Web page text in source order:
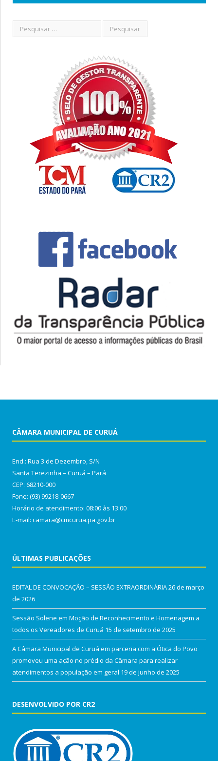
CÂMARA MUNICIPAL DE CURUÁ
End.: Rua 3 de Dezembro, S/N
Santa Terezinha – Curuá – Pará
CEP: 68210-000
Fone: (93) 99218-0667
Horário de atendimento: 08:00 às 13:00
E-mail: camara@cmcurua.pa.gov.br
ÚLTIMAS PUBLICAÇÕES
EDITAL DE CONVOCAÇÃO – SESSÃO EXTRAORDINÁRIA26 de março
de 2026
Sessão Solene em Moção de Reconhecimento e Homenagem a
todos os Vereadores de Curuá 15 de setembro de 2025
A Câmara Municipal de Curuá em parceria com a Ótica do Povo
promoveu uma ação no prédio da Câmara para realizar
atendimentos a população em geral 19 de junho de 2025
DESENVOLVIDO POR CR2